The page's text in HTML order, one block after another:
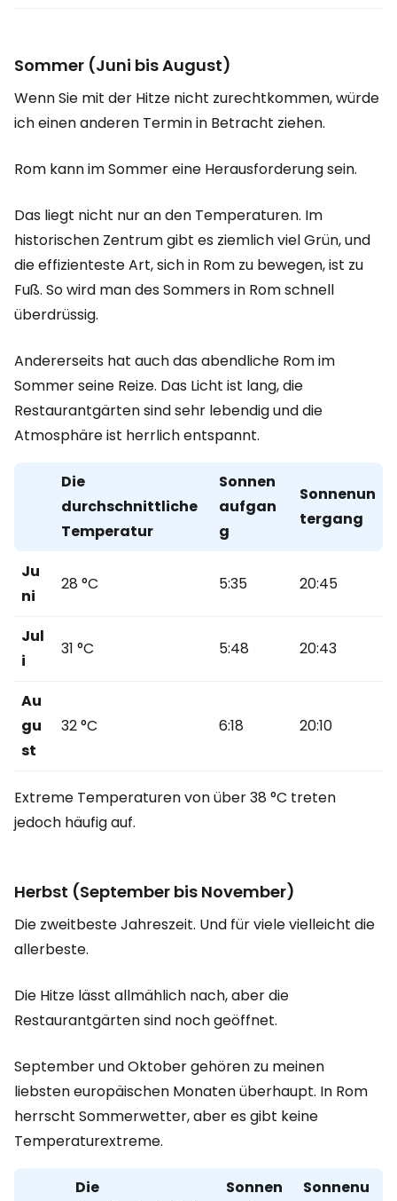
Sommer (Juni bis August)
Wenn Sie mit der Hitze nicht zurechtkommen, würde
ich einen anderen Termin in Betracht ziehen.
Rom kann im Sommer eine Herausforderung sein.
Das liegt nicht nur an den Temperaturen. Im
historischen Zentrum gibt es ziemlich viel Grün, und
die effizienteste Art, sich in Rom zu bewegen, ist zu
Fuß. So wird man des Sommers in Rom schnell
überdrüssig.
Andererseits hat auch das abendliche Rom im
Sommer seine Reize. Das Licht ist lang, die
Restaurantgärten sind sehr lebendig und die
Atmosphäre ist herrlich entspannt.
Die
durchschnittliche
Temperatur
Sonnen
aufgan
g
Sonnenun
tergang
Ju
ni
28 °C 5:35 20:45
Jul
i
31 °C 5:48 20:43
Au
gu
st
32 °C 6:18 20:10
Extreme Temperaturen von über 38 °C treten
jedoch häufig auf.
Herbst (September bis November)
Die zweitbeste Jahreszeit. Und für viele vielleicht die
allerbeste.
Die Hitze lässt allmählich nach, aber die
Restaurantgärten sind noch geöffnet.
September und Oktober gehören zu meinen
liebsten europäischen Monaten überhaupt. In Rom
herrscht Sommerwetter, aber es gibt keine
Temperaturextreme.
Die
Sonnen
Sonnenu